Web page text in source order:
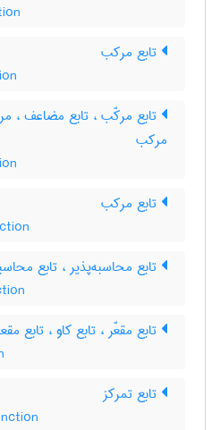
تابع مرکب
تابع مرکّب ، تابع مضاعف ،
مرکب
تابع مرکب
تابع محاسبه‌پذیر ، تابع
تابع مقعّر ، تابع کاو ، تابع
تابع تمرکز